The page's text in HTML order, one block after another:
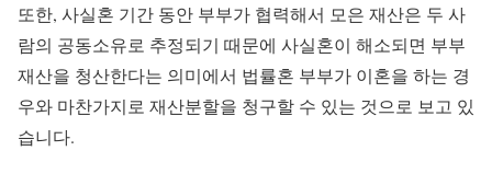
또한, 사실혼 기간 동안 부부가 협력해서 모은 재산은 두 사
람의 공동소유로 추정되기 때문에 사실혼이 해소되면 부부
재산을 청산한다는 의미에서 법률혼 부부가 이혼을 하는 경
우와 마찬가지로 재산분할을 청구할 수 있는 것으로 보고 있
습니다.